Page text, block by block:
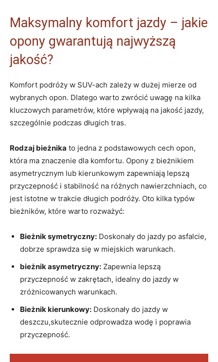
Maksymalny komfort jazdy – jakie
opony gwarantują najwyższą
jakość?
Komfort podróży w SUV-ach zależy w dużej mierze od
wybranych opon. Dlatego warto zwrócić uwagę na kilka
kluczowych parametrów, które wpływają na jakość jazdy,
szczególnie podczas długich tras.
Rodzaj bieżnika to jedna z podstawowych cech opon,
która ma znaczenie dla komfortu. Opony z bieżnikiem
asymetrycznym lub kierunkowym zapewniają lepszą
przyczepność i stabilność na różnych nawierzchniach, co
jest istotne w trakcie długich podróży. Oto kilka typów
bieżników, które warto rozważyć:
Bieżnik symetryczny: Doskonały do jazdy po asfalcie,
dobrze sprawdza się w miejskich warunkach.
bieżnik asymetryczny: Zapewnia lepszą
przyczepność w zakrętach, idealny do jazdy w
zróżnicowanych warunkach.
Bieżnik kierunkowy: Doskonały do jazdy w
deszczu,skutecznie odprowadza wodę i poprawia
przyczepność.